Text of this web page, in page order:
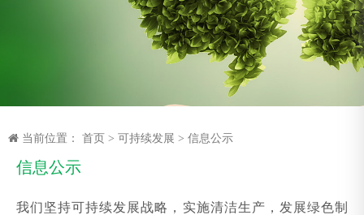
当前位置： 首页 > 可持续发展 > 信息公示
信息公示
我们坚持可持续发展战略，实施清洁生产，发展绿色制